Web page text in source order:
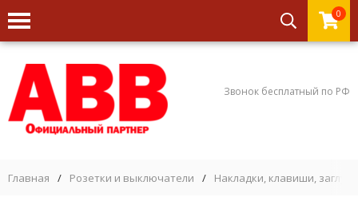
0
Звонок бесплатный по РФ
Главная / Розетки и выключатели / Накладки, клавиши,